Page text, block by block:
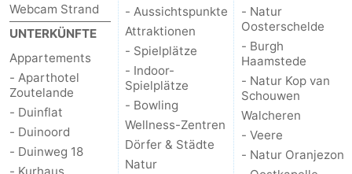
Webcam Strand
UNTERKÜNFTE
Appartements
- Aparthotel
Zoutelande
- Duinflat
- Duinoord
- Duinweg 18
- Kurhaus
- Aussichtspunkte
Attraktionen
- Spielplätze
- Indoor-
Spielplätze
- Bowling
Wellness-Zentren
Dörfer & Städte
Natur
- Natur
Oosterschelde
- Burgh
Haamstede
- Natur Kop van
Schouwen
Walcheren
- Veere
- Natur Oranjezon